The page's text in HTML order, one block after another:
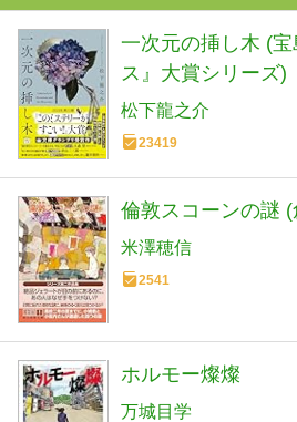
一次元の挿し木 (宝
ス』大賞シリーズ)
松下龍之介
23419
倫敦スコーンの謎
米澤穂信
2541
ホルモー燦燦
万城目学